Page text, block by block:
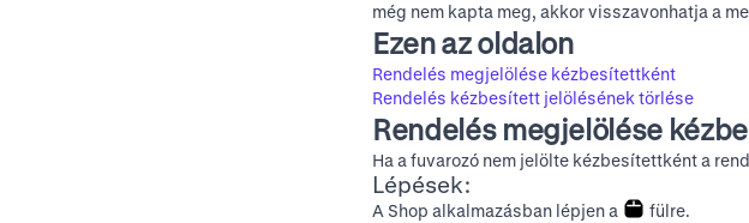
még nem kapta meg, akkor visszavonhatja a
Ezen az oldalon
Rendelés megjelölése kézbesítettként
Rendelés kézbesített jelölésének törlése
Rendelés megjelölése
Ha a fuvarozó nem jelölte kézbesítettként a
Lépések:
A Shop alkalmazásban lépjen a
fülre.